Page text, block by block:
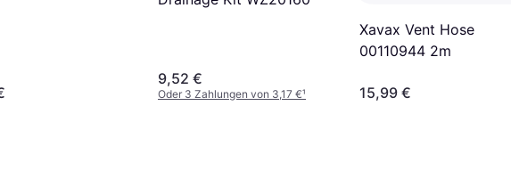
9,52 €
Oder 3 Zahlungen von 3,17 €¹
Xavax Vent Hose
00110944 2m
15,99 €